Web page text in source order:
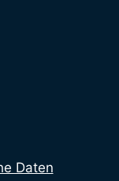
Daten